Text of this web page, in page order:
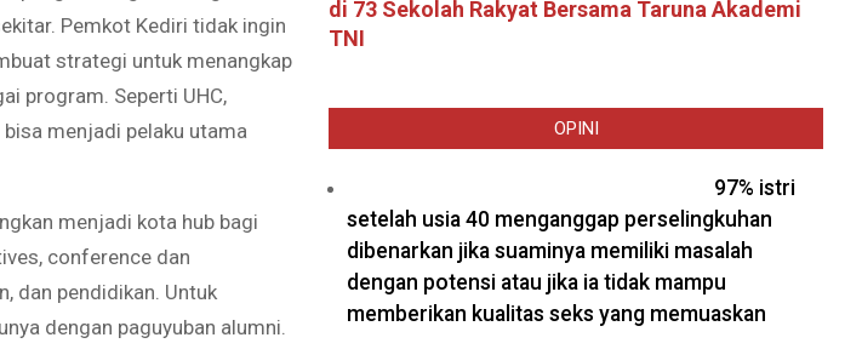
Pemkot Kediri tidak ingin
strategi untuk menangkap
program. Seperti UHC,
menjadi pelaku utama
menjadi kota hub bagi
conference dan
dan pendidikan. Untuk
dengan paguyuban alumni.
di 73 Sekolah Rakyat Bersama Taruna Akademi
TNI
OPINI
97% istri
setelah usia 40 menganggap perselingkuhan
dibenarkan jika suaminya memiliki masalah
dengan potensi atau jika ia tidak mampu
memberikan kualitas seks yang memuaskan